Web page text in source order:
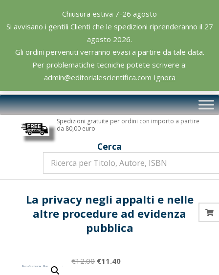
Chiusura estiva 7-26 agosto
Si avvisano i gentili Clienti che le spedizioni riprenderanno il 27
agosto 2026.
Gli ordini pervenuti verranno evasi a partire da tale data.
Per problematiche tecniche potete scrivere a:
admin@editorialescientifica.com Ignora
content
Editoriale
Scientifica
Primary
Navigation
Spedizioni gratuite per ordini con importo a partire
da 80,00 euro
Cerca
La privacy negli appalti e nelle
altre procedure ad evidenza
pubblica
€12.00 Il
€11.40Il